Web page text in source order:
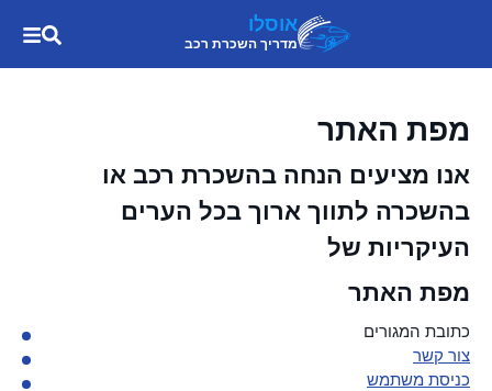
אוסלו
מדריך השכרת רכב
מפת האתר
אנו מציעים הנחה בהשכרת רכב או
בהשכרה לתווך ארוך בכל הערים
העיקריות של
מפת האתר
כתובת המגורים
צור קשר
כניסת משתמש